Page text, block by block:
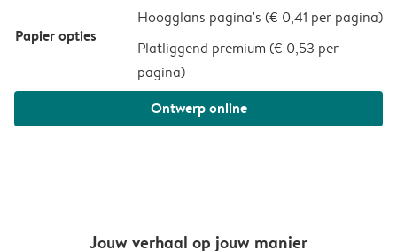
Papier opties
Hoogglans pagina's (€ 0,41 per pagina)
Platliggend premium (€ 0,53 per
pagina)
Ontwerp online
Jouw verhaal op jouw manier